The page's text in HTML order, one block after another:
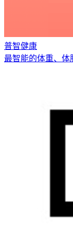
普智健康
最智能的体重、体